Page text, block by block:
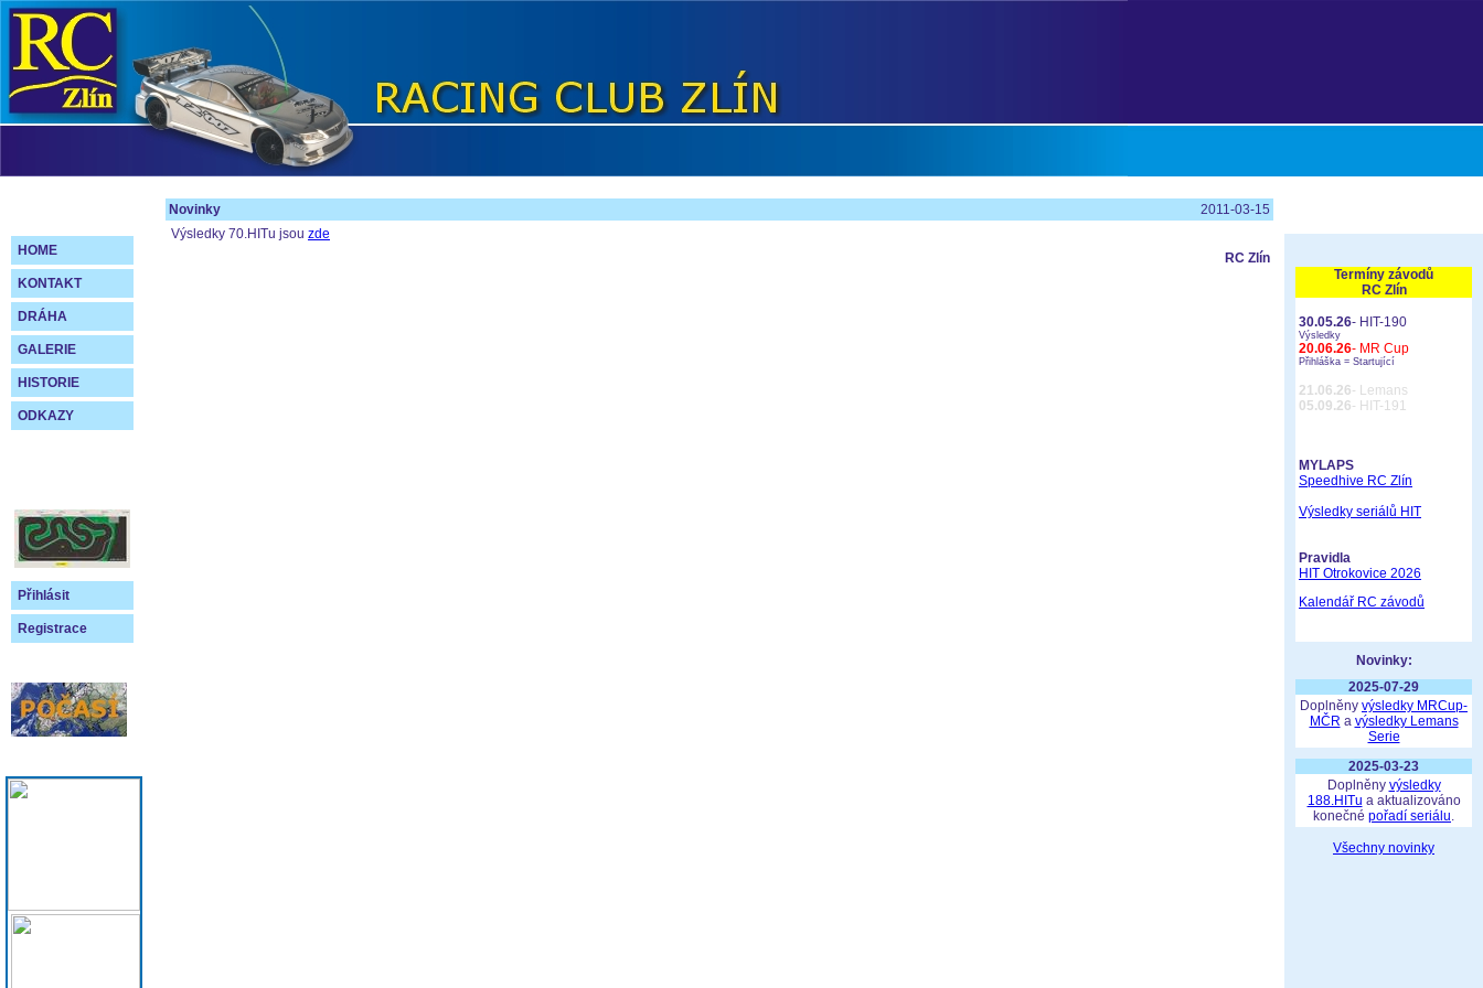
HOME
KONTAKT
DRÁHA
GALERIE
HISTORIE
ODKAZY
Přihlásit
Registrace
Novinky
2011-03-15
Výsledky 70.HITu jsou zde
RC Zlín
Termíny závodů
RC Zlín
30.05.26- HIT-190
Výsledky
20.06.26- MR Cup
Přihláška = Startující
21.06.26- Lemans
05.09.26- HIT-191
MYLAPS
Speedhive RC Zlín
Výsledky seriálů HIT
Pravidla
HIT Otrokovice 2026
Kalendář RC závodů
Novinky:
2025-07-29
Doplněny výsledky MRCup-
MČR a výsledky Lemans
Serie
2025-03-23
Doplněny výsledky
188.HITu a aktualizováno
konečné pořadí seriálu.
Všechny novinky